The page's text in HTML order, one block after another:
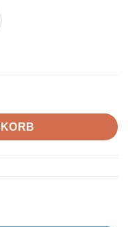
Ø80cm Menge
80cm Menge